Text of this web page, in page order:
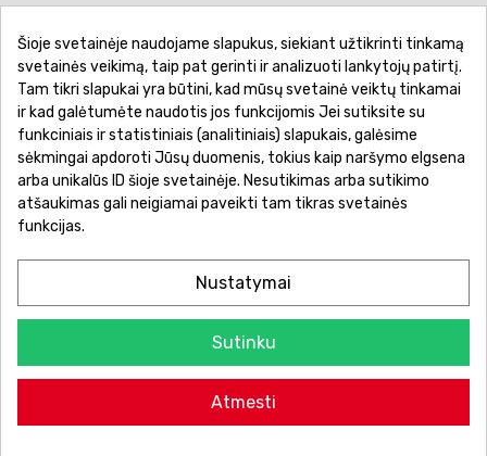
Pirkimo sąlygos ir taisyklės
Privatumo politika
Garantinis aptarnavimas
Prekių pristatymas
Prekių grąžinimas
Atsiskaitymo būdai
Šioje svetainėje naudojame slapukus, siekiant užtikrinti tinkamą
svetainės veikimą, taip pat gerinti ir analizuoti lankytojų patirtį.
Tam tikri slapukai yra būtini, kad mūsų svetainė veiktų tinkamai
ir kad galėtumėte naudotis jos funkcijomis Jei sutiksite su
funkciniais ir statistiniais (analitiniais) slapukais, galėsime
sėkmingai apdoroti Jūsų duomenis, tokius kaip naršymo elgsena
arba unikalūs ID šioje svetainėje. Nesutikimas arba sutikimo
atšaukimas gali neigiamai paveikti tam tikras svetainės
funkcijas.
Nustatymai
Sutinku
Atmesti